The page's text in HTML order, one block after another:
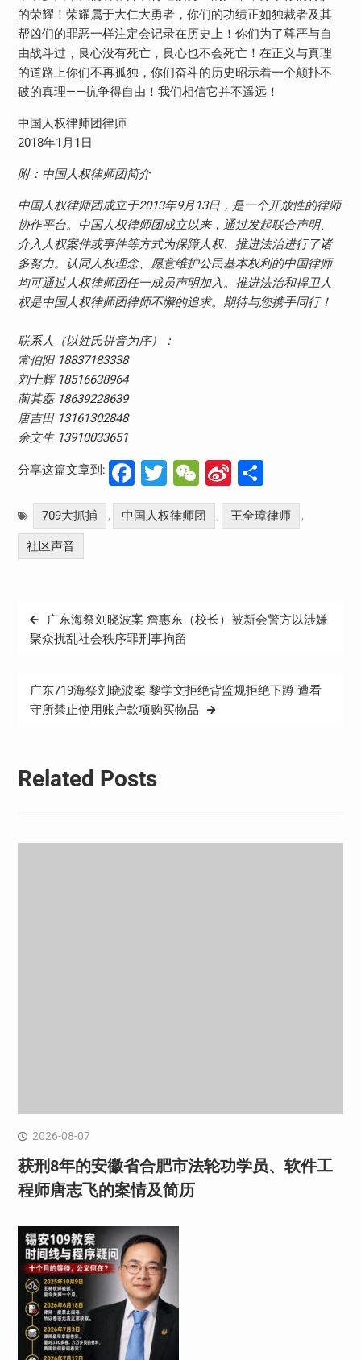
的荣耀！荣耀属于大仁大勇者，你们的功绩正如独裁者及其
帮凶们的罪恶一样注定会记录在历史上！你们为了尊严与自
由战斗过，良心没有死亡，良心也不会死亡！在正义与真理
的道路上你们不再孤独，你们奋斗的历史昭示着一个颠扑不
破的真理——抗争得自由！我们相信它并不遥远！
中国人权律师团律师
2018年1月1日
附：中国人权律师团简介
中国人权律师团成立于2013年9月13日，是一个开放性的律师
协作平台。中国人权律师团成立以来，通过发起联合声明、
介入人权案件或事件等方式为保障人权、推进法治进行了诸
多努力。认同人权理念、愿意维护公民基本权利的中国律师
均可通过人权律师团任一成员声明加入。推进法治和捍卫人
权是中国人权律师团律师不懈的追求。期待与您携手同行！
联系人（以姓氏拼音为序）：
常伯阳 18837183338
刘士辉 18516638964
蔺其磊 18639228639
唐吉田 13161302848
余文生 13910033651
分享这篇文章到: Facebook
Twitter
WeChat
Sina
Weibo
分
享
709大抓捕 , 中国人权律师团 , 王全璋律师 ,
社区声音
文
章
航
广东海祭刘晓波案 詹惠东（校长）被新会警方以涉嫌
聚众扰乱社会秩序罪刑事拘留
广东719海祭刘晓波案 黎学文拒绝背监规拒绝下蹲 遭看
守所禁止使用账户款项购买物品
Related Posts
2026-08-07
获刑8年的安徽省合肥市法轮功学员、软件工
程师唐志飞的案情及简历